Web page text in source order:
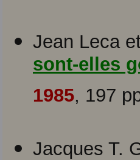
Jean Leca
sont-elles
1985, 197
Jacques T.